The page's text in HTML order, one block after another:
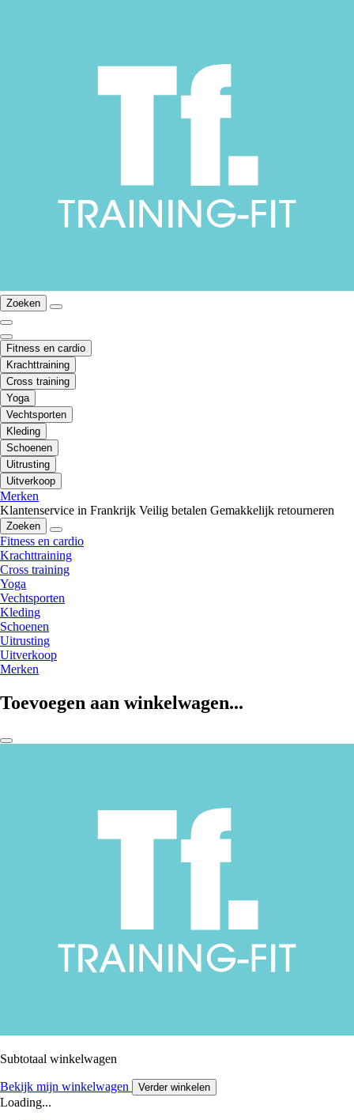
Zoeken
Fitness en cardio
Krachttraining
Cross training
Yoga
Vechtsporten
Kleding
Schoenen
Uitrusting
Uitverkoop
Merken
Klantenservice in Frankrijk Veilig betalen Gemakkelijk retourneren
Zoeken
Fitness en cardio
Krachttraining
Cross training
Yoga
Vechtsporten
Kleding
Schoenen
Uitrusting
Uitverkoop
Merken
Toevoegen aan winkelwagen...
Subtotaal winkelwagen
Bekijk mijn winkelwagen Verder winkelen
Loading...